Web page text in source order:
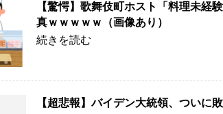
【驚愕】歌舞伎町ホスト「料理未
真ｗｗｗｗｗ（画像あり）
続きを読む
【超悲報】バイデン大統領、ついに